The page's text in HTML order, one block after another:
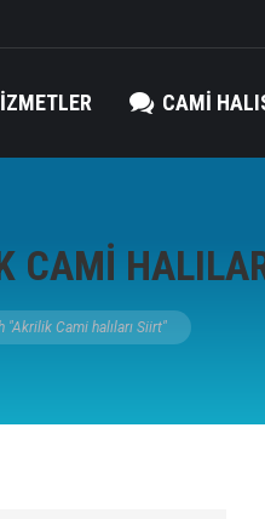
CAMI
CAMI
Cami halıları Siirt"